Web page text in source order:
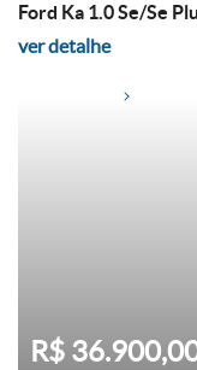
Ford Ka 1.0 Se/Se
ver detalhe
R$